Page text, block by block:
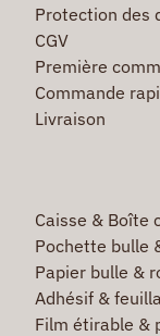
Protection des
CGV
Première
Commande
Livraison
Caisse & Boîte
Pochette bulle
Papier bulle &
Adhésif &
Film étirable &